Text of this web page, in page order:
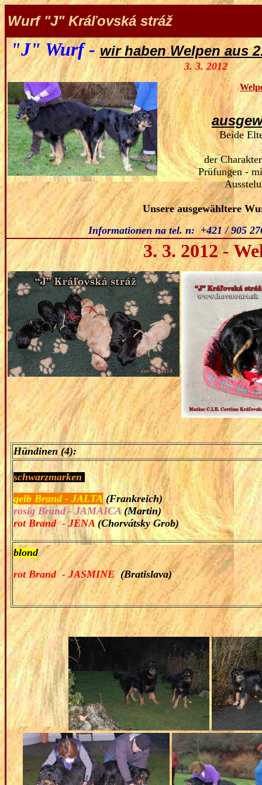
Wurf"J" Kráľovská stráž
"J" Wurf -wir habenWelpen aus
3. 3. 2012
Beide
der
Prüfungen -
Ausstelungen -
Unsereausgewähltere
Informationen na tel. n: +421 / 905
3. 3. 2012 -
Hündinen(4):
schwarzmarken
gelb Brand - JALTA(Frankreich)
rosig Brand - JAMAICA(Martin)
rot Brand - JENA (Chorvátsky Grob)
blond
rot Brand - JASMINE (Bratislava)